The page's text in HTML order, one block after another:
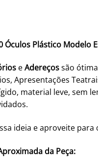
Óculos Plástico Modelo
eAdereçossão
Apresentações
material leve, sem
ideia e aproveite
da Peça: